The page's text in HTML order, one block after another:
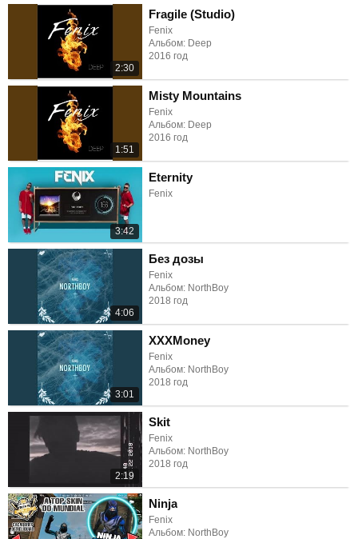
2:30
Fragile (Studio)
Fenix
Альбом: Deep
2016 год
1:51
Misty Mountains
Fenix
Альбом: Deep
2016 год
3:42
Eternity
Fenix
4:06
Без дозы
Fenix
Альбом: NorthBoy
2018 год
3:01
XXXMoney
Fenix
Альбом: NorthBoy
2018 год
2:19
Skit
Fenix
Альбом: NorthBoy
2018 год
Ninja
Fenix
Альбом: NorthBoy